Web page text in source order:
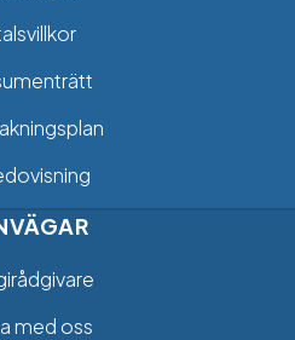
med oss